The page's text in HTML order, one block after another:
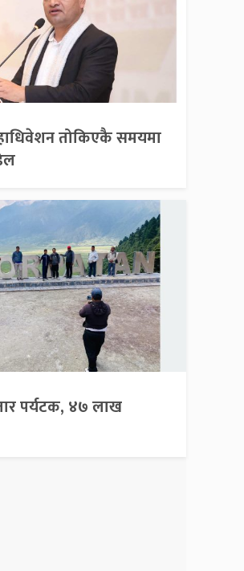
तोकिएकै समयमा
पर्यटक, ४७ लाख